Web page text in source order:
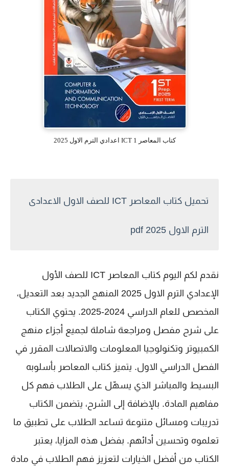
كتاب المعاصر ICT 1 اعدادي الترم الاول 2025
تحميل كتاب المعاصر ICT للصف الاول الاعدادى
الترم الاول 2025 pdf
نقدم لكم اليوم كتاب المعاصر ICT للصف الأول
الإعدادي الترم الاول 2025 المنهج الجديد بعد التعديل،
المخصص للعام الدراسي 2024-2025. يحتوي الكتاب
على شرح مفصل ومراجعة شاملة لجميع أجزاء منهج
الكمبيوتر وتكنولوجيا المعلومات والاتصالات المقرر في
الفصل الدراسي الاول. يتميز كتاب المعاصر بأسلوبه
البسيط والمباشر الذي يسهّل على الطلاب فهم كل
مفاهيم المادة. بالإضافة إلى الشرح، يتضمن الكتاب
تدريبات ومسائل متنوعة تساعد الطلاب على تطبيق ما
تعلموه وتحسين أدائهم. بفضل هذه المزايا، يعتبر
الكتاب من أفضل الخيارات لتعزيز فهم الطلاب في مادة